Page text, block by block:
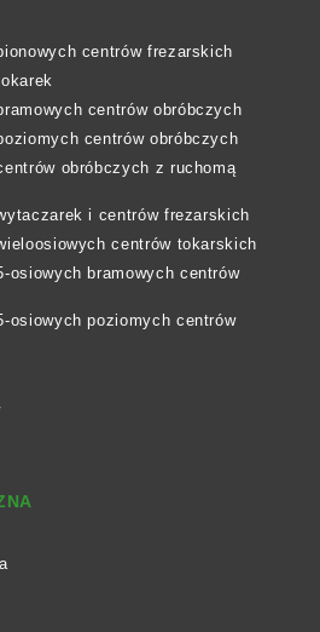
centrów frezarskich
centrów obróbczych
centrów obróbczych
obróbczych z ruchomą
i centrów frezarskich
centrów tokarskich
osiowych bramowych centrów
osiowych poziomych centrów